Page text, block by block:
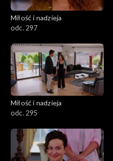
Miłość i nadzieja
odc. 297
Miłość i nadzieja
odc. 295